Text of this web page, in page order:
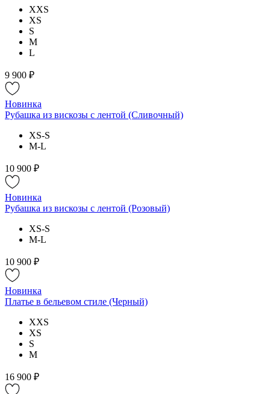
XXS
XS
S
M
L
9 900 ₽
Новинка
Рубашка из вискозы с лентой (Сливочный)
XS-S
M-L
10 900 ₽
Новинка
Рубашка из вискозы с лентой (Розовый)
XS-S
M-L
10 900 ₽
Новинка
Платье в бельевом стиле (Черный)
XXS
XS
S
M
16 900 ₽